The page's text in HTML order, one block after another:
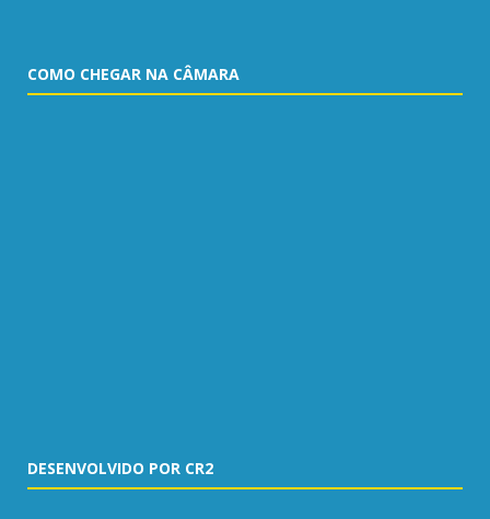
COMO CHEGAR NA CÂMARA
DESENVOLVIDO POR CR2